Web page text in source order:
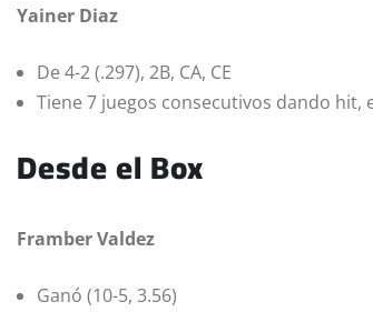
Yainer Diaz
De 4-2 (.297), 2B, CA, CE
Tiene 7 juegos consecutivos dando hit,
Desde el Box
Framber Valdez
Ganó (10-5, 3.56)